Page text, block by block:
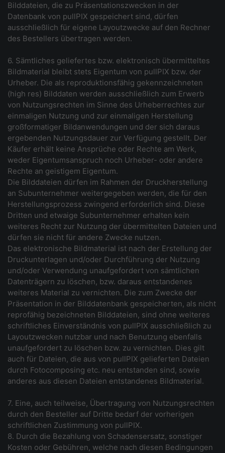
Bilddateien, die zu Präsentationszwecken in der
Datenbank von pullPIX gespeichert sind, dürfen
ausschließlich für eigene Layoutzwecke auf den Rechner
des Bestellers übertragen werden.
6. Sämtliches geliefertes bzw. elektronisch übermitteltes
Bildmaterial bleibt stets Eigentum von pullPIX bzw. der
Urheber. Die als reproduktionsfähig gekennzeichneten
(high res) Bilddaten werden ausschließlich zum Erwerb
von Nutzungsrechten im Sinne des Urheberrechtes zur
einmaligen Nutzung und zur einmaligen Herstellung
großformatiger Bildanwendungen und der sich daraus
ergebenden Nutzungsdauer zur Verfügung gestellt. Der
Käufer erhält keine Ansprüche oder Rechte am Werk,
weder Eigentumsanspruch noch Urheber- oder andere
Rechte an geistigem Eigentum.
Die Bilddateien dürfen im Rahmen der Druckherstellung
an Subunternehmer weitergegeben werden, die für den
Herstellungsprozess zwingend erforderlich sind. Diese
Dritten und etwaige Subunternehmer erhalten kein
weiteres Recht zur Nutzung der übermittelten Dateien und
dürfen sie nicht für andere Zwecke nutzen.
Das elektronische Bildmaterial ist nach der Erstellung der
Druckunterlagen und/oder Durchführung der Nutzung
und/oder Verwendung unaufgefordert von sämtlichen
Datenträgern zu löschen, bzw. daraus entstandenes
weiteres Material zu vernichten. Die zum Zwecke der
Präsentation in der Bilddatenbank gespeicherten, als nicht
reprofähig bezeichneten Bilddateien, sind ohne weiteres
schriftliches Einverständnis von pullPIX ausschließlich zu
Layoutzwecken nutzbar und nach Benutzung ebenfalls
unaufgefordert zu löschen bzw. zu vernichten. Dies gilt
auch für Dateien, die aus von pullPIX gelieferten Dateien
durch Fotocomposing etc. neu entstanden sind, sowie
anderes aus diesen Dateien entstandenes Bildmaterial.
7. Eine, auch teilweise, Übertragung von Nutzungsrechten
durch den Besteller auf Dritte bedarf der vorherigen
schriftlichen Zustimmung von pullPIX.
8. Durch die Bezahlung von Schadensersatz, sonstiger
Kosten oder Gebühren, welche nach diesen Bedingungen